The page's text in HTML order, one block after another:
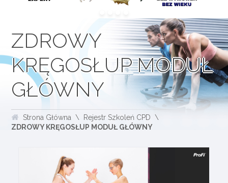
ZDROWY
KRĘGOSŁUP MODUŁ
GŁÓWNY
Strona Główna
Rejestr Szkoleń CPD
ZDROWY KRĘGOSŁUP MODUŁ GŁÓWNY